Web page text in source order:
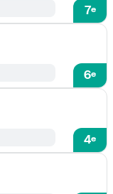
7e
6e
4e